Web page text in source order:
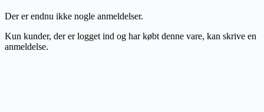
Der er endnu ikke nogle anmeldelser.
Kun kunder, der er logget ind og har købt denne vare, kan skrive en
anmeldelse.